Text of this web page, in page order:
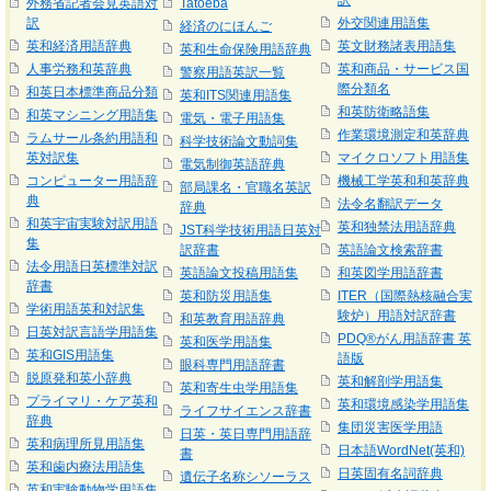
外務省記者会見英語対
訳
英和経済用語辞典
人事労務和英辞典
和英日本標準商品分類
和英マシニング用語集
ラムサール条約用語和
英対訳集
コンピューター用語辞
典
和英宇宙実験対訳用語
集
法令用語日英標準対訳
辞書
学術用語英和対訳集
日英対訳言語学用語集
英和GIS用語集
脱原発和英小辞典
プライマリ・ケア英和
辞典
英和病理所見用語集
英和歯内療法用語集
Tatoeba
経済のにほんご
英和生命保険用語辞典
警察用語英訳一覧
英和ITS関連用語集
電気・電子用語集
科学技術論文動詞集
電気制御英語辞典
部局課名・官職名英訳
辞典
JST科学技術用語日英対
訳辞書
英語論文投稿用語集
英和防災用語集
和英教育用語辞典
英和医学用語集
眼科専門用語辞書
英和寄生虫学用語集
ライフサイエンス辞書
日英・英日専門用語辞
書
遺伝子名称シソーラス
外交関連用語集
英文財務諸表用語集
英和商品・サービス国
際分類名
和英防衛略語集
作業環境測定和英辞典
マイクロソフト用語集
機械工学英和和英辞典
法令名翻訳データ
英和独禁法用語辞典
英語論文検索辞書
和英図学用語辞書
ITER（国際熱核融合実
験炉）用語対訳辞書
PDQ®がん用語辞書 英
語版
英和解剖学用語集
英和環境感染学用語集
集団災害医学用語
日本語WordNet(英和)
日英固有名詞辞典